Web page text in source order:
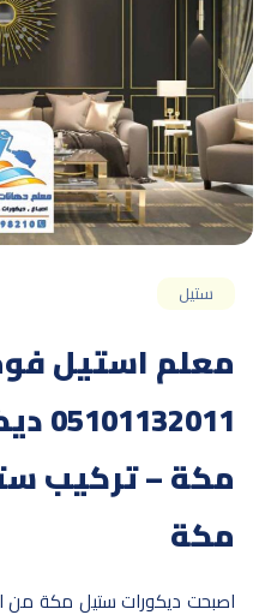
ستيل
معلم استيل
مكة – تركيب
مكة
اصبحت ديكورات ستيل مكة من